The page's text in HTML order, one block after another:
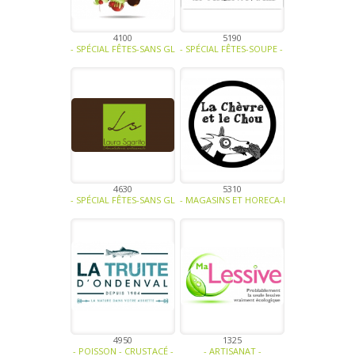
4100
- SPÉCIAL FÊTES-SANS GLUTEN, SANS LACTOSE, SANS SUCRE,
5190
- SPÉCIAL FÊTES-SOUPE - TRAITEUR -
4630
- SPÉCIAL FÊTES-SANS GLUTEN, SANS LACTOSE, SANS SUCRE,
5310
- MAGASINS ET HORECA-BIO-FRUITS-
4950
- POISSON - CRUSTACÉ -
1325
- ARTISANAT -